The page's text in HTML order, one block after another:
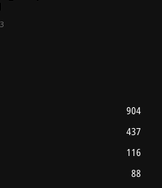
904
437
116
88